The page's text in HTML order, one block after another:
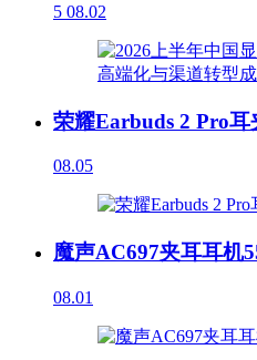
5 08.02
荣耀Earbuds 2 Pro
08.05
魔声AC697夹耳耳机
08.01